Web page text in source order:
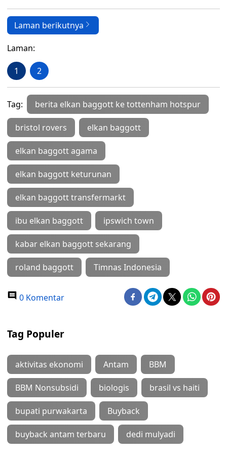
Laman berikutnya
Laman:
1 2
Tag: berita elkan baggott ke tottenham hotspur
bristol rovers elkan baggott
elkan baggott agama
elkan baggott keturunan
elkan baggott transfermarkt
ibu elkan baggott ipswich town
kabar elkan baggott sekarang
roland baggott Timnas Indonesia
0 Komentar
Tag Populer
aktivitas ekonomi Antam BBM
BBM Nonsubsidi biologis brasil vs haiti
bupati purwakarta Buyback
buyback antam terbaru dedi mulyadi